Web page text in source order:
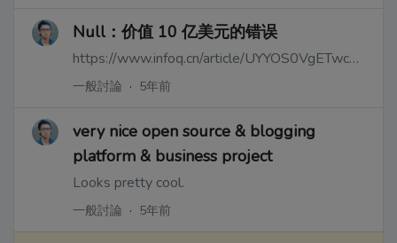
Null：价值 10 亿美元的错误
https://www.infoq.cn/article/UYYOS0VgETwcGmO1pH07
一般討論 · 5年前
very nice open source & blogging
platform & business project
Looks pretty cool.
一般討論 · 5年前